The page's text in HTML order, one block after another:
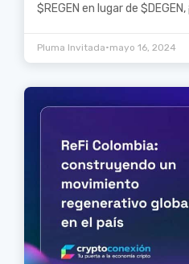
$REGEN en lugar de
Pluma Invitada•mayo 16, 2024